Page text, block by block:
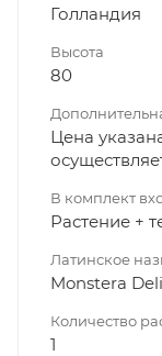
Голландия
Высота
80
Цена
В комплект
Растение +
Латинское
Monstera
Количество
1